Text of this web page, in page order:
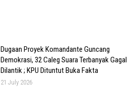
Dugaan Proyek Komandante Guncang
Demokrasi, 32 Caleg Suara Terbanyak Gagal
Dilantik ; KPU Dituntut Buka Fakta
21 July 2026